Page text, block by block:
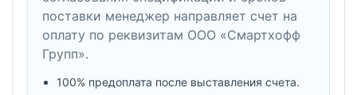
поставки менеджер направляет счет на
оплату по реквизитам ООО «Смартхофф
Групп».
100% предоплата после выставления счета.